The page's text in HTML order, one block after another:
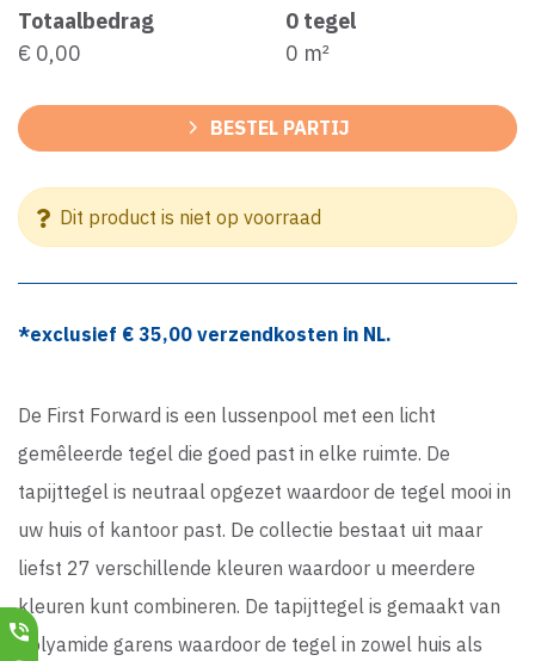
Totaalbedrag
€ 0,00
0 tegel
0 m²
BESTEL PARTIJ
Dit product is niet op voorraad
*exclusief € 35,00 verzendkosten in NL.
De First Forward is een lussenpool met een licht
gemêleerde tegel die goed past in elke ruimte. De
tapijttegel is neutraal opgezet waardoor de tegel mooi in
uw huis of kantoor past. De collectie bestaat uit maar
liefst 27 verschillende kleuren waardoor u meerdere
kleuren kunt combineren. De tapijttegel is gemaakt van
Polyamide garens waardoor de tegel in zowel huis als